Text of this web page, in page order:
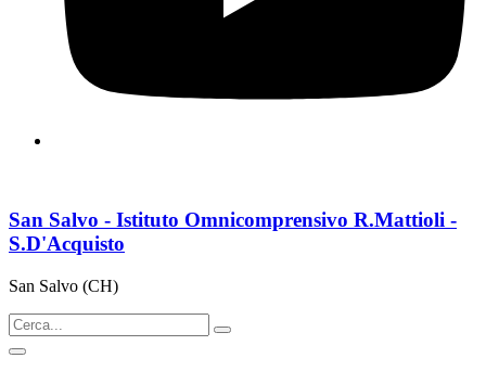
San Salvo - Istituto Omnicomprensivo R.Mattioli -
S.D'Acquisto
San Salvo (CH)